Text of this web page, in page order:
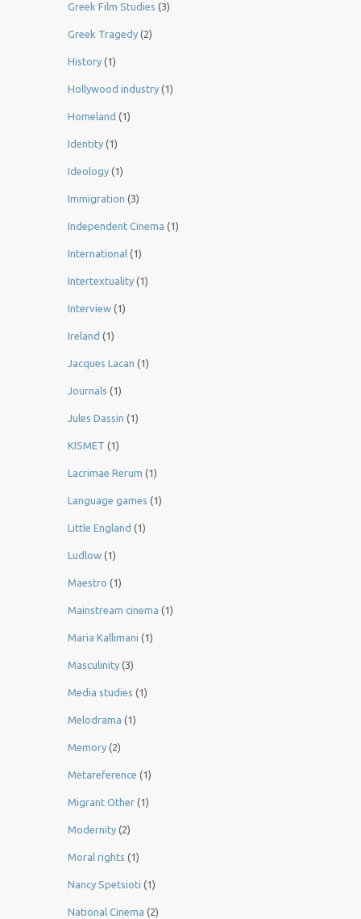
Greek Film Studies (3)
Greek Tragedy (2)
History (1)
Hollywood industry (1)
Homeland (1)
Identity (1)
Ideology (1)
Immigration (3)
Independent Cinema (1)
International (1)
Intertextuality (1)
Interview (1)
Ireland (1)
Jacques Lacan (1)
Journals (1)
Jules Dassin (1)
KISMET (1)
Lacrimae Rerum (1)
Language games (1)
Little England (1)
Ludlow (1)
Maestro (1)
Mainstream cinema (1)
Maria Kallimani (1)
Masculinity (3)
Media studies (1)
Melodrama (1)
Memory (2)
Metareference (1)
Migrant Other (1)
Modernity (2)
Moral rights (1)
Nancy Spetsioti (1)
National Cinema (2)